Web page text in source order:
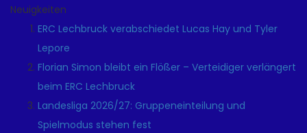
Neuigkeiten
ERC Lechbruck verabschiedet Lucas Hay und Tyler
Lepore
Florian Simon bleibt ein Flößer – Verteidiger verlängert
beim ERC Lechbruck
Landesliga 2026/27: Gruppeneinteilung und
Spielmodus stehen fest